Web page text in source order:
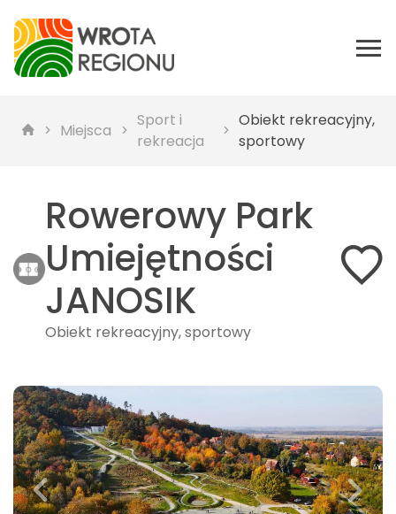
Miejsca
Sport i
rekreacja
Obiekt rekreacyjny,
sportowy
Rowerowy Park
Umiejętności
JANOSIK
Obiekt rekreacyjny, sportowy